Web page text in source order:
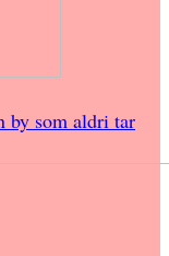
by som aldri tar